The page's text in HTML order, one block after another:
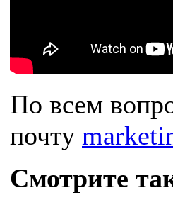
По всем
почту
Смотрите